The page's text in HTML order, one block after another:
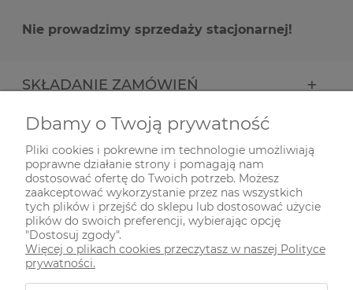
Nie prowadzimy sprzedaży stacjonarnej!
SKŁADANIE ZAMÓWIEŃ
INFORMACJE
ODWIEDŹ NAS NA
Dbamy o Twoją prywatność
Pliki cookies i pokrewne im technologie umożliwiają
poprawne działanie strony i pomagają nam
dostosować ofertę do Twoich potrzeb. Możesz
zaakceptować wykorzystanie przez nas wszystkich
tych plików i przejść do sklepu lub dostosować użycie
plików do swoich preferencji, wybierając opcję
"Dostosuj zgody".
Więcej o plikach cookies przeczytasz w naszej Polityce
prywatności.